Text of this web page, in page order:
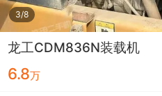
3/8
龙工CDM836N装载机
6.8万
政
策》